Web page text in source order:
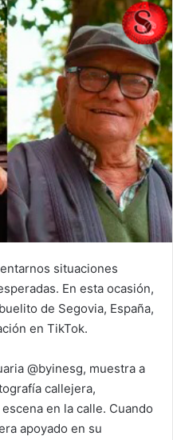
situaciones
En esta ocasión,
de Segovia, España,
en TikTok.
@byinesg, muestra a
callejera,
en la calle. Cuando
apoyado en su